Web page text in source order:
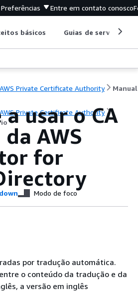
Preferências Entre em contato conosco
básicos Guias de serviço
AWS Private Certificate Authority
AWS Private Certificate Authority
a usar o CA
AWS
for
Modo de foco
por tradução automática.
o conteúdo da tradução e da
a versão em inglês